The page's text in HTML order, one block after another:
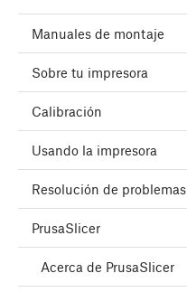
Manuales de montaje
Sobre tu impresora
Calibración
Usando la impresora
Resolución de problemas
PrusaSlicer
Acerca de PrusaSlicer